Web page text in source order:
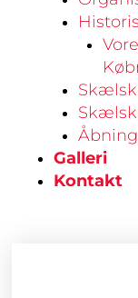
Galleri
Kontakt